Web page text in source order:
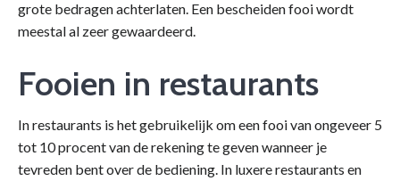
grote bedragen achterlaten. Een bescheiden fooi wordt
meestal al zeer gewaardeerd.
Fooien in restaurants
In restaurants is het gebruikelijk om een fooi van ongeveer 5
tot 10 procent van de rekening te geven wanneer je
tevreden bent over de bediening. In luxere restaurants en